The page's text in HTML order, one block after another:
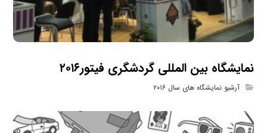
نمایشگاه بین المللی گردشگری فیتور۲۰۱۶
آرشیو نمایشگاه های سال ۲۰۱۶